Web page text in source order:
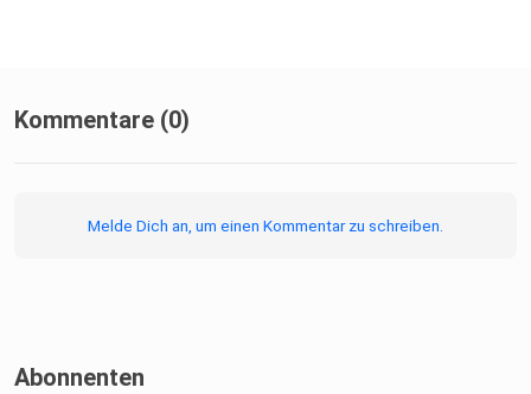
Kommentare (0)
Melde Dich an, um einen Kommentar zu schreiben.
Abonnenten